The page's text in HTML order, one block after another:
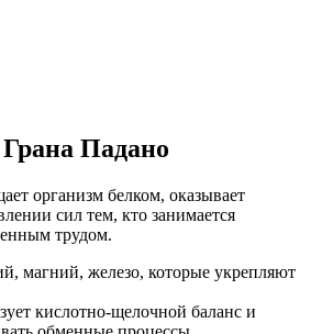
Падано
организм белком, оказывает
сил тем, кто занимается
трудом.
магний, железо, которые укрепляют
кислотно-щелочной баланс и